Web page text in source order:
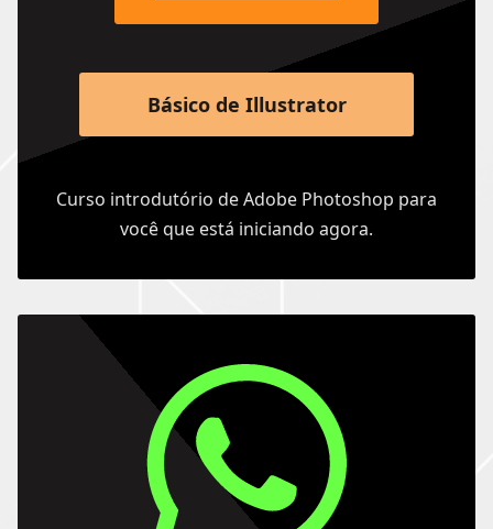
Básico de Illustrator
Curso introdutório de Adobe Photoshop para
você que está iniciando agora.